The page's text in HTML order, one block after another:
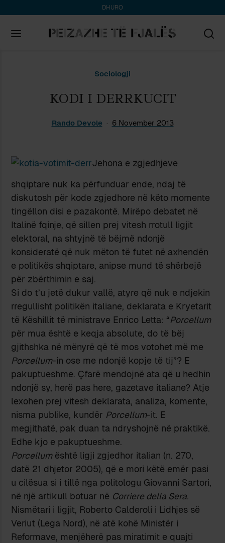
DHURO
Sociologji
KODI I DERRKUCIT
Rando Devole 6 November 2013
Jehona e zgjedhjeve
shqiptare nuk ka përfunduar ende, ndaj të
diskutosh për kode zgjedhore në këto momente
tingëllon disi e pazakontë. Mirëpo debatet në
Italinë fqinje, që sillen prej vitesh rrotull ligjit
elektoral, na shtyjnë të bëjmë ndonjë
konsideratë që nuk mëton të futet në axhendën
e politikës shqiptare, anipse mund të shërbejë
për zbërthimin e saj.
Si do t’u jetë dukur vallë, atyre që nuk e ndjekin
rregullisht politikën italiane, deklarata e Kryetarit
të Këshillit të ministrave Enrico Letta: “Porcellum
për mua është e keqja absolute, do të bëj
gjithshka në mënyrë që të mos votohet më me
Porcellum-in ose me ndonjë kopje të tij”? E
pakuptueshme. Çfarë mendojnë ata që u hedhin
ndonjë sy, herë pas here, gazetave italiane? Atje
lexohen prej vitesh deklarata, analiza, komente,
nisma publike, kundër Porcellum-it. E
megjithatë, pak duan ta ndryshojnë në praktikë.
Edhe kjo e pakuptueshme.
Porcellumështë ligji zgjedhor italian (n. 270,
datë 21 dhjetor 2005), që e mori këtë emër pasi
u cilësua si i tillë nga politologu Giovanni Sartori,
në një artikull botuar në Corriere della Sera.
Nismëtari i ligjit, Roberto Calderoli i Lidhjes së
Veriut (Lega Nord), në atë kohë Ministër i
Reformave, menjëherë pas miratimit e quajti